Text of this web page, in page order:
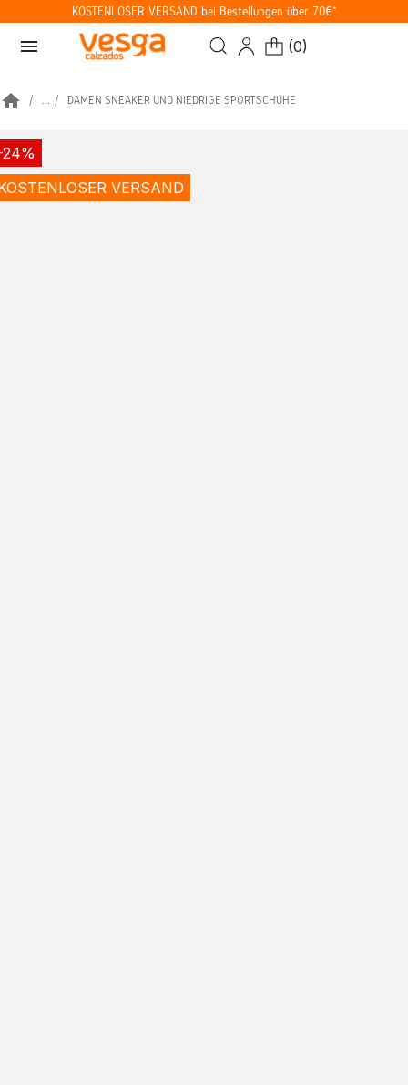
KOSTENLOSER VERSAND bei Bestellungen über 70€*
menu (0)
home ... DAMEN SNEAKER UND NIEDRIGE SPORTSCHUHE
VERSAND